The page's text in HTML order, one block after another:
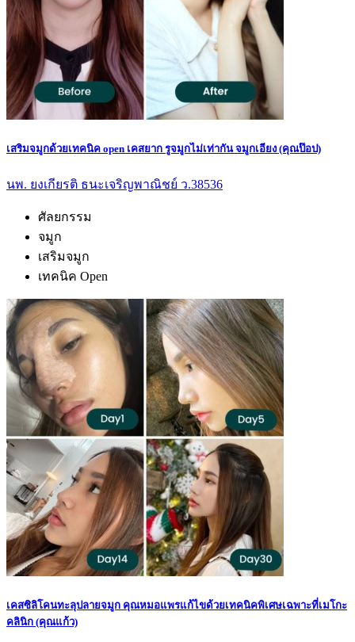
เสริมจมูกด้วยเทคนิค open เคสยาก รูจมูกไม่เท่ากัน จมูกเอียง (คุณป๊อป)
นพ. ยงเกียรติ ธนะเจริญพาณิชย์ ว.38536
ศัลยกรรม
จมูก
เสริมจมูก
เทคนิค Open
เคสซิลิโคนทะลุปลายจมูก คุณหมอแพรแก้ไขด้วยเทคนิคพิเศษเฉพาะที่เมโกะ
คลินิก (คุณแก้ว)